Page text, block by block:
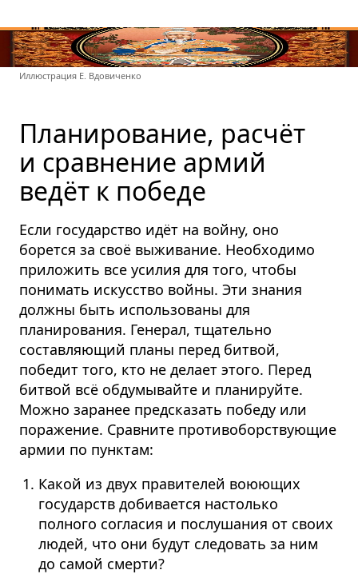
Иллюстрация Е. Вдовиченко
Планирование, расчёт
и сравнение армий
ведёт к победе
Если государство идёт на войну, оно
борется за своё выживание. Необходимо
приложить все усилия для того, чтобы
понимать искусство войны. Эти знания
должны быть использованы для
планирования. Генерал, тщательно
составляющий планы перед битвой,
победит того, кто не делает этого. Перед
битвой всё обдумывайте и планируйте.
Можно заранее предсказать победу или
поражение. Сравните противо­бор­ствующие
армии по пунктам:
Какой из двух правителей воюющих
государств добивается настолько
полного согласия и послушания от своих
людей, что они будут следовать за ним
до самой смерти?